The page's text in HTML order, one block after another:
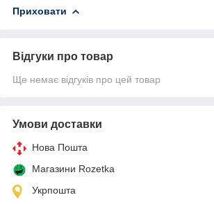
Приховати
Відгуки про товар
Ще немає відгуків про цей товар
Умови доставки
Нова Пошта
Магазини Rozetka
Укрпошта